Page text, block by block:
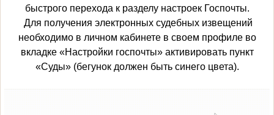
быстрого перехода к разделу настроек Госпочты.
Для получения электронных судебных извещений
необходимо в личном кабинете в своем профиле во
вкладке «Настройки госпочты» активировать пункт
«Суды» (бегунок должен быть синего цвета).